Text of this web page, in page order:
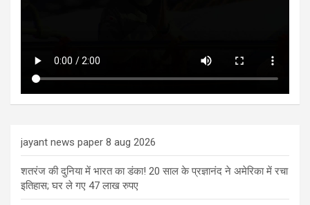
jayant news paper 8 aug 2026
शतरंज की दुनिया में भारत का डंका! 20 साल के प्रज्ञानंद ने अमेरिका में रचा
इतिहास; घर ले गए 47 लाख रुपए